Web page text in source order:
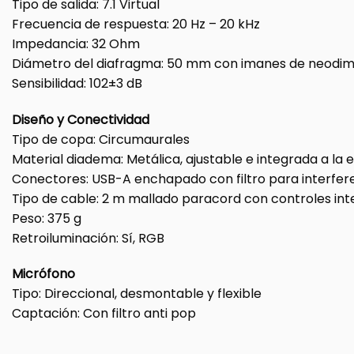
Tipo de salida: 7.1 Virtual
Frecuencia de respuesta: 20 Hz – 20 kHz
Impedancia: 32 Ohm
Diámetro del diafragma: 50 mm con imanes de
Sensibilidad: 102±3 dB
Diseño y Conectividad
Tipo de copa: Circumaurales
Material diadema: Metálica, ajustable e integrada a la
Conectores: USB-A enchapado con filtro para
Tipo de cable: 2 m mallado paracord con controles
Peso: 375 g
Retroiluminación: Sí, RGB
Micrófono
Tipo: Direccional, desmontable y flexible
Captación: Con filtro anti pop